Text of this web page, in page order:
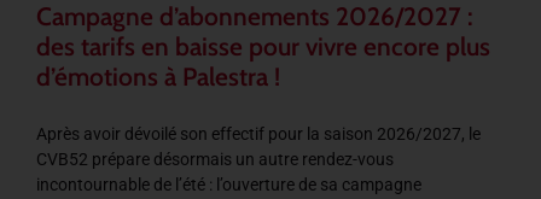
Campagne d’abonnements 2026/2027 :
des tarifs en baisse pour vivre encore plus
d’émotions à Palestra !
Après avoir dévoilé son effectif pour la saison 2026/2027, le
CVB52 prépare désormais un autre rendez-vous
incontournable de l’été : l’ouverture de sa campagne